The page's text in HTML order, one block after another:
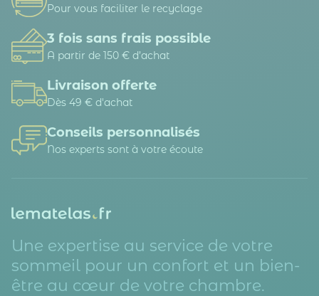
Pour vous faciliter le recyclage
3 fois sans frais possible
A partir de 150 € d’achat
Livraison offerte
Dès 49 € d'achat
Conseils personnalisés
Nos experts sont à votre écoute
Une expertise au service de votre
sommeil pour un confort et un bien-
être au cœur de votre chambre.